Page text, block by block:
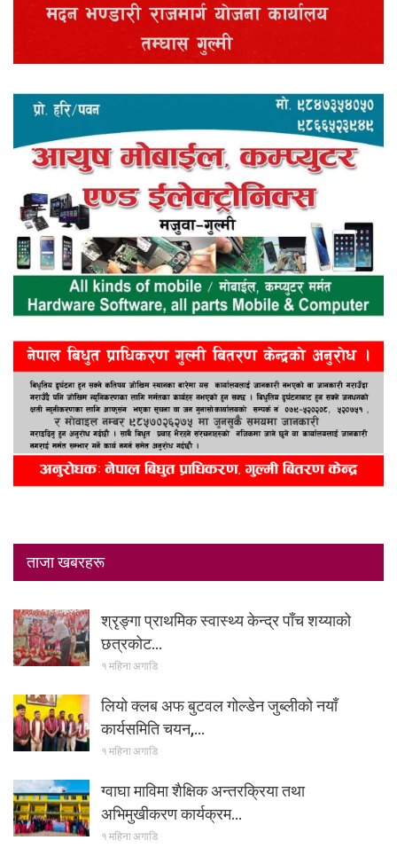
ताजा खबरहरू
श्रृङ्गा प्राथमिक स्वास्थ्य केन्द्र पाँच शय्याको
छत्रकोट…
१ महिना अगाडि
लियो क्लब अफ बुटवल गोल्डेन जुब्लीको नयाँ
कार्यसमिति चयन,…
१ महिना अगाडि
ग्वाघा माविमा शैक्षिक अन्तरक्रिया तथा
अभिमुखीकरण कार्यक्रम…
१ महिना अगाडि